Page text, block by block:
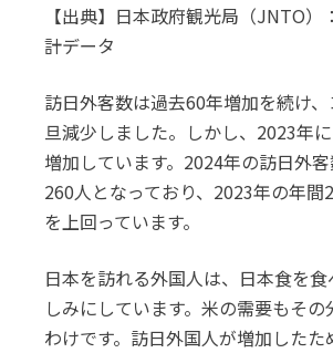
【出典】日本政府観光局（JNTO）
計データ
訪日外客数は過去60年増加を続け
旦減少しました。しかし、2023年
増加しています。2024年の訪日外
260人となっており、2023年の年間
を上回っています。
日本を訪れる外国人は、日本食を
しみにしています。米の需要もその
わけです。訪日外国人が増加したた